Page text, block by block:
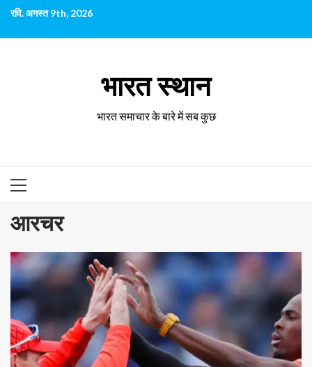
छोड़कर
पर
रवि. अगस्त 9th, 2026
भारत स्थान
भारत समाचार के बारे में सब कुछ
प्राथमिक
आरचर